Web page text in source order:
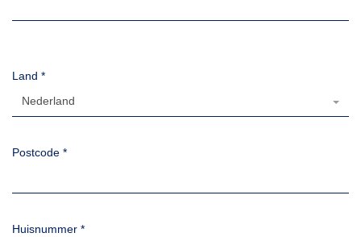
Land *
Nederland
Postcode *
Huisnummer *